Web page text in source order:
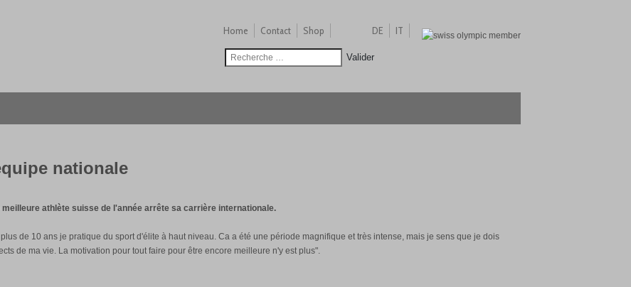
Home Contact Shop DE IT
Valider
nationale
athlète suisse de l'année arrête sa carrière internationale.
de 10 ans je pratique du sport d'élite à haut niveau. Ca a été une période magnifique et très intense, mais je sens que je dois
de ma vie. La motivation pour tout faire pour être encore meilleure n'y est plus".